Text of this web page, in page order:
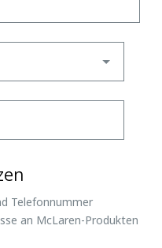
Telefonnummer
an McLaren-Produkten